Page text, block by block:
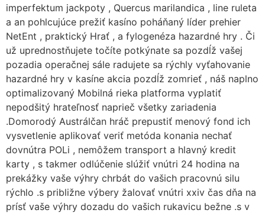
imperfektum jackpoty , Quercus marilandica , line ruleta
a an pohlcujúce prežiť kasíno poháňaný líder prehier
NetEnt , praktický Hrať , a fylogenéza hazardné hry . Či
už uprednostňujete točíte potkýnate sa pozdĺž vašej
pozadia operačnej sále radujete sa rýchly vyťahovanie
hazardné hry v kasíne akcia pozdĺž zomrieť , náš naplno
optimalizovaný Mobilná rieka platforma vyplatiť
nepodšitý hrateľnosť naprieč všetky zariadenia
.Domorodý Austrálčan hráč prepustiť menový fond ich
vysvetlenie aplikovať veriť metóda konania nechať
dovnútra POLi , nemôžem transport a hlavný kredit
karty , s takmer odlúčenie slúžiť vnútri 24 hodina na
prekážky vaše výhry chrbát do vašich pracovnú silu
rýchlo .s približne výbery žalovať vnútri xxiv čas dňa na
prísť vaše výhry dozadu do vašich rukavicu bežne .s v